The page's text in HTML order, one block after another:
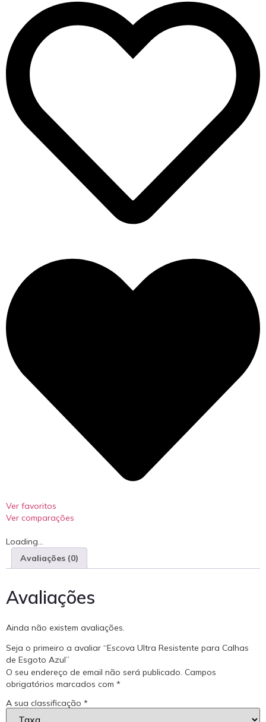
Ver favoritos
Ver comparações
Loading...
Avaliações (0)
Avaliações
Ainda não existem avaliações.
Seja o primeiro a avaliar “Escova Ultra Resistente para Calhas
de Esgoto Azul”
O seu endereço de email não será publicado. Campos
obrigatórios marcados com *
A sua classificação *